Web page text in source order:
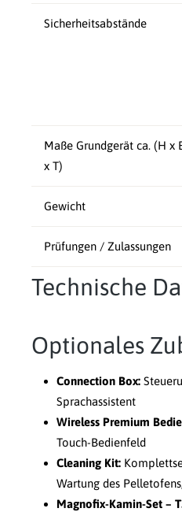
Technische
Sicherheitsabstände
Maße Grundgerät ca. (H x
x T)
Gewicht
Prüfungen / Zulassungen
Optionales
Connection Box:
Sprachassistent
Wireless Premium
Touch-Bedienfeld
Cleaning Kit:
Wartung des
Magnofix-Kamin-Set –